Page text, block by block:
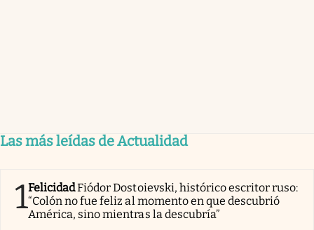
Las más leídas de Actualidad
1FelicidadFiódor Dostoievski, histórico escritor ruso:
“Colón no fue feliz al momento en que descubrió
América, sino mientras la descubría”